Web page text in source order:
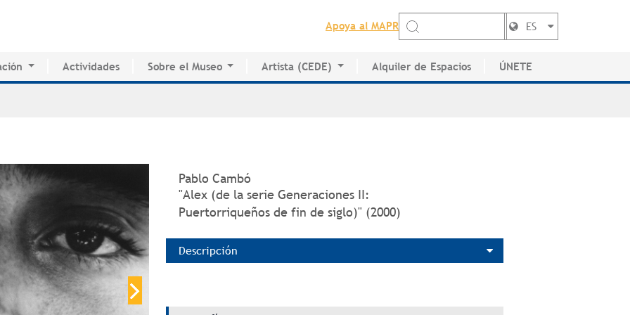
Apoya al MAPR
ES
de Innovación Educativa
Actividades Sobre el Museo
Historia del MAPR
Artista (CEDE)
CEDE
Alquiler de Espacios ÚNETE
Pablo Cambó
"Alex (de la serie Generaciones II:
Puertorriqueños de fin de siglo)" (2000)
Descripción